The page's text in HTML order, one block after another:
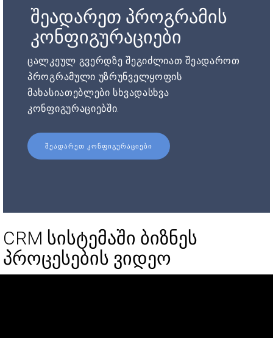
შეადარეთ პროგრამის
კონფიგურაციები
ცალკეულ გვერდზე შეგიძლიათ შეადაროთ
პროგრამული უზრუნველყოფის
მახასიათებლები სხვადასხვა
კონფიგურაციებში.
ᲨᲔᲐᲓᲐᲠᲔᲗ ᲙᲝᲜᲤᲘᲒᲣᲠᲐᲪᲘᲔᲑᲘ
CRM სისტემაში ბიზნეს
პროცესების ვიდეო